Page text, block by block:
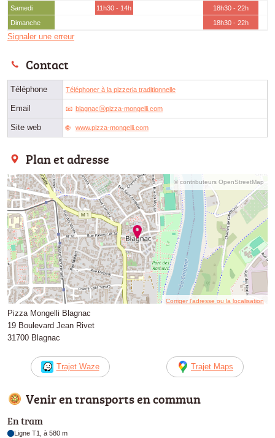
Samedi
11h30 - 14h
18h30 - 22h
Dimanche
18h30 - 22h
Signaler une erreur
Contact
Téléphone Téléphoner à la pizzeria traditionnelle
Email blagnacⓐpizza-mongelli.com
Site web www.pizza-mongelli.com
Plan et adresse
© contributeurs OpenStreetMap
Corriger l’adresse ou la localisation
Pizza Mongelli Blagnac
19 Boulevard Jean Rivet
31700 Blagnac
Trajet Waze Trajet Maps
Venir en transports en commun
En tram
Ligne T1, à 580 m